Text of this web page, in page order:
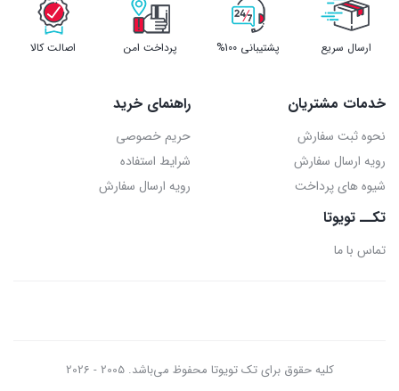
ارسال سریع پشتیبانی 100% پرداخت امن اصالت کالا
خدمات مشتریان
نحوه ثبت سفارش
رویه ارسال سفارش
شیوه های پرداخت
راهنمای خرید
حریم خصوصی
شرایط استفاده
رویه ارسال سفارش
تکــ تویوتا
تماس با ما
کلیه حقوق برای تک تویوتا محفوظ می‌باشد. 2005 - 2026